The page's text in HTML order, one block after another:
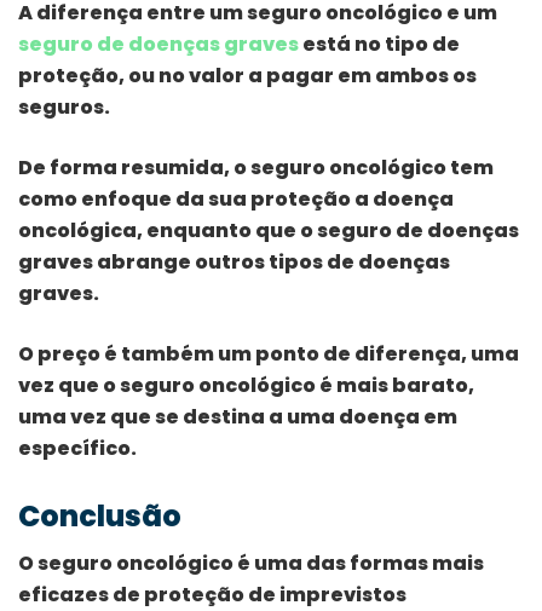
A diferença entre um seguro oncológico e um
seguro de doenças gravesestá no tipo de
proteção, ou no valor a pagar em ambos os
seguros.
De forma resumida, o seguro oncológico tem
como enfoque da sua proteção a doença
oncológica, enquanto que o seguro de doenças
graves abrange outros tipos de doenças
graves.
O preço é também um ponto de diferença, uma
vez que o seguro oncológico é mais barato,
uma vez que se destina a uma doença em
específico.
Conclusão
O seguro oncológico é uma das formas mais
eficazes de proteção de imprevistos